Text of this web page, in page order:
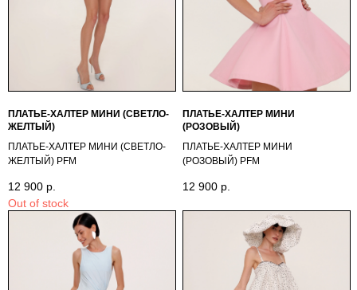
ПЛАТЬЕ-ХАЛТЕР МИНИ (СВЕТЛО-
ЖЕЛТЫЙ)
ПЛАТЬЕ-ХАЛТЕР МИНИ (СВЕТЛО-
ЖЕЛТЫЙ) PFМ
12 900 р.
Out of stock
ПЛАТЬЕ-ХАЛТЕР МИНИ
(РОЗОВЫЙ)
ПЛАТЬЕ-ХАЛТЕР МИНИ
(РОЗОВЫЙ) PFМ
12 900 р.